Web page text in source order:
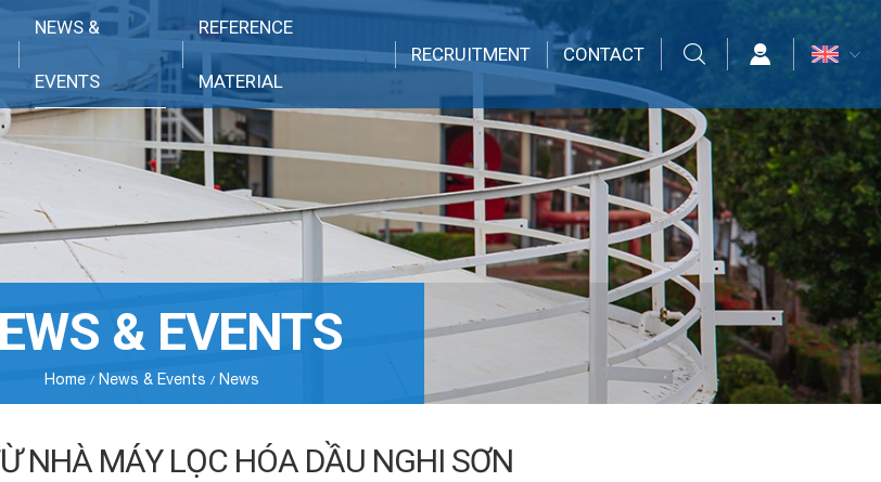
NEWS &
EVENTS
REFERENCE
MATERIAL
RECRUITMENT CONTACT
& EVENTS
Home News & Events News
NHÀ MÁY LỌC HÓA DẦU NGHI SƠN